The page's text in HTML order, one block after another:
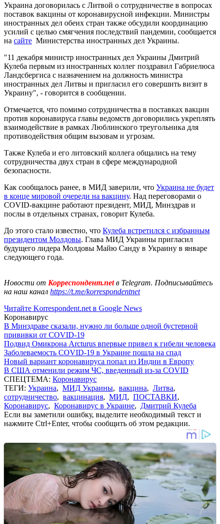
Украина договорилась с Литвой о сотрудничестве в вопросах
поставок вакцины от коронавирусной инфекции. Министры
иностранных дел обеих стран также обсудили координацию
усилий с целью смягчения последствий пандемии, сообщается
на сайте Министерства иностранных дел Украины.
"11 декабря министр иностранных дел Украины Дмитрий
Кулеба первым из иностранных коллег поздравил Габриелюса
Ландсбергиса с назначением на должность министра
иностранных дел Литвы и пригласил его совершить визит в
Украину", - говорится в сообщении.
Отмечается, что помимо сотрудничества в поставках вакцин
против коронавируса главы ведомств договорились укреплять
взаимодействие в рамках Люблинского треугольника для
противодействия общим вызовам и угрозам.
Также Кулеба и его литовский коллега общались на тему
сотрудничества двух стран в сфере международной
безопасности.
Как сообщалось ранее, в МИД заверили, что Украина не будет
в конце мировой очереди на вакцину. Над переговорами о
COVID-вакцине работают президент, МИД, Минздрав и
послы в отдельных странах, говорит Кулеба.
До этого стало известно, что Кулеба встретился с избранным
президентом Молдовы. Глава МИД Украины пригласил
будущего лидера Молдовы Майю Санду в Украину в январе
следующего года.
Новости от Корреспондент.netв Telegram. Подписывайтесь
на наш канал https://t.me/korrespondentnet
Читайте Korrespondent.net в Google News
Коронавирус
В Минздраве сказали, нужно ли больше одной бустерной
прививки от COVID-19
Подвид Омикрона Arcturus впервые привел к гибели человека
Заболеваемость COVID-19 в Украине пошла на спад
Новый вариант коронавируса попал из Индии в Европу
В США отменили режим ЧС, введенный из-за COVID
СПЕЦТЕМА: Коронавирус
ТЕГИ: Украина, МИД Украины, вакцина, Литва,
сотрудничество, вакцинация, МИД, ПОСТАВКИ,
Коронавирус, Коронавирус в Украине, Дмитрий Кулеба
Если вы заметили ошибку, выделите необходимый текст и
нажмите Ctrl+Enter, чтобы сообщить об этом редакции.